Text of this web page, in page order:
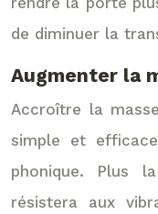
de diminuer la
Augmenter la
Accroître la
simple et
phonique. Plus
résistera aux